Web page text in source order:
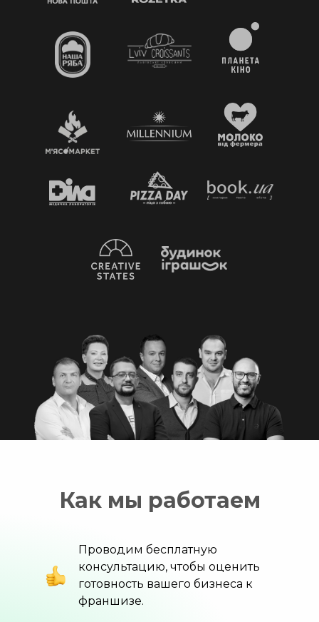
Как мы работаем
Проводим бесплатную
консультацию, чтобы оценить
готовность вашего бизнеса к
франшизе.